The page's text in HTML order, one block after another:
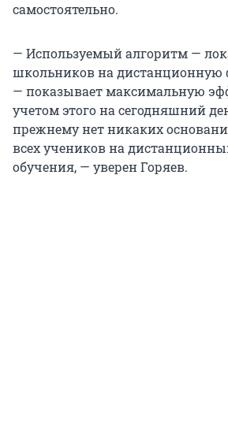
самостоятельно.
— Используемый алгоритм —
школьников на дистанционную
— показывает максимальную
учетом этого на сегодняшний
прежнему нет никаких
всех учеников на
обучения, — уверен Горяев.